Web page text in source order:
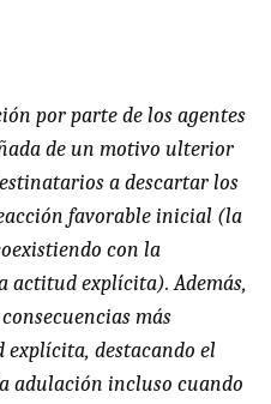
por parte de los agentes
de un motivo ulterior
a descartar los
favorable inicial (la
con la
actitud explícita). Además,
más
destacando el
adulación incluso cuando